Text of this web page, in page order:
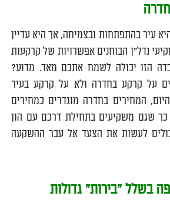
עיר בהתפתחות ובצמיחה, אך היא עדיין
נדל"ן הבוחנים אפשרויות של קרקעות
הזו יכולה לשמח אתכם מאד. מדוע?
על קרקע בחדרה ולא על קרקע בעיר
המחירים בחדרה מוגדרים כמחירים
כך שגם משקיעים בתחילת דרכם עם הון
לעשות את הצעד אל עבר ההשקעה
בשלל "בירות" גדולות